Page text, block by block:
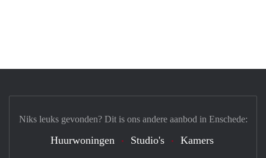
Niks leuks gevonden? Dit is ons andere aanbod in Enschede:
Huurwoningen Studio's Kamers